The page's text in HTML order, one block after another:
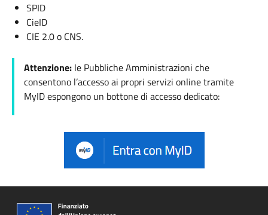
SPID
CieID
CIE 2.0 o CNS.
Attenzione: le Pubbliche Amministrazioni che
consentono l’accesso ai propri servizi online tramite
MyID espongono un bottone di accesso dedicato: